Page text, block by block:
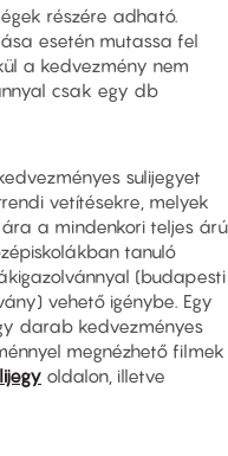
részére adható.
esetén mutassa fel
a kedvezmény nem
csak egy db
sulijegyet
vetítésekre, melyek
a mindenkori teljes árú
tanuló
(budapesti
vehető igénybe. Egy
darab kedvezményes
megnézhető filmek
oldalon, illetve